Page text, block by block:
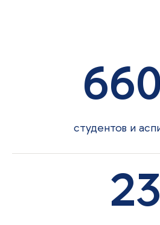
студентов и
23